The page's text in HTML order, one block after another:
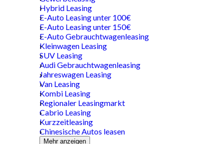
Hybrid Leasing
E-Auto Leasing unter 100€
E-Auto Leasing unter 150€
E-Auto Gebrauchtwagenleasing
Kleinwagen Leasing
SUV Leasing
Audi Gebrauchtwagenleasing
Jahreswagen Leasing
Van Leasing
Kombi Leasing
Regionaler Leasingmarkt
Cabrio Leasing
Kurzzeitleasing
Chinesische Autos leasen
Mehr anzeigen